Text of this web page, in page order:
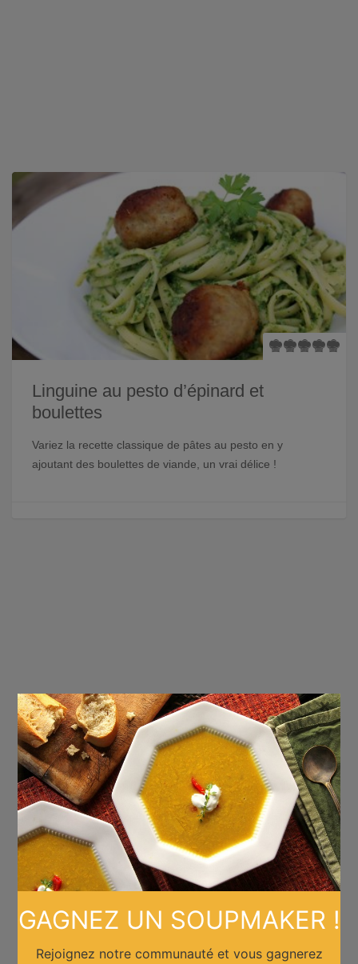
Linguine au pesto d’épinard et
boulettes
Variez la recette classique de pâtes au pesto en y
ajoutant des boulettes de viande, un vrai délice !
GAGNEZ UN SOUPMAKER !
Rejoignez notre communauté et vous gagnerez
×